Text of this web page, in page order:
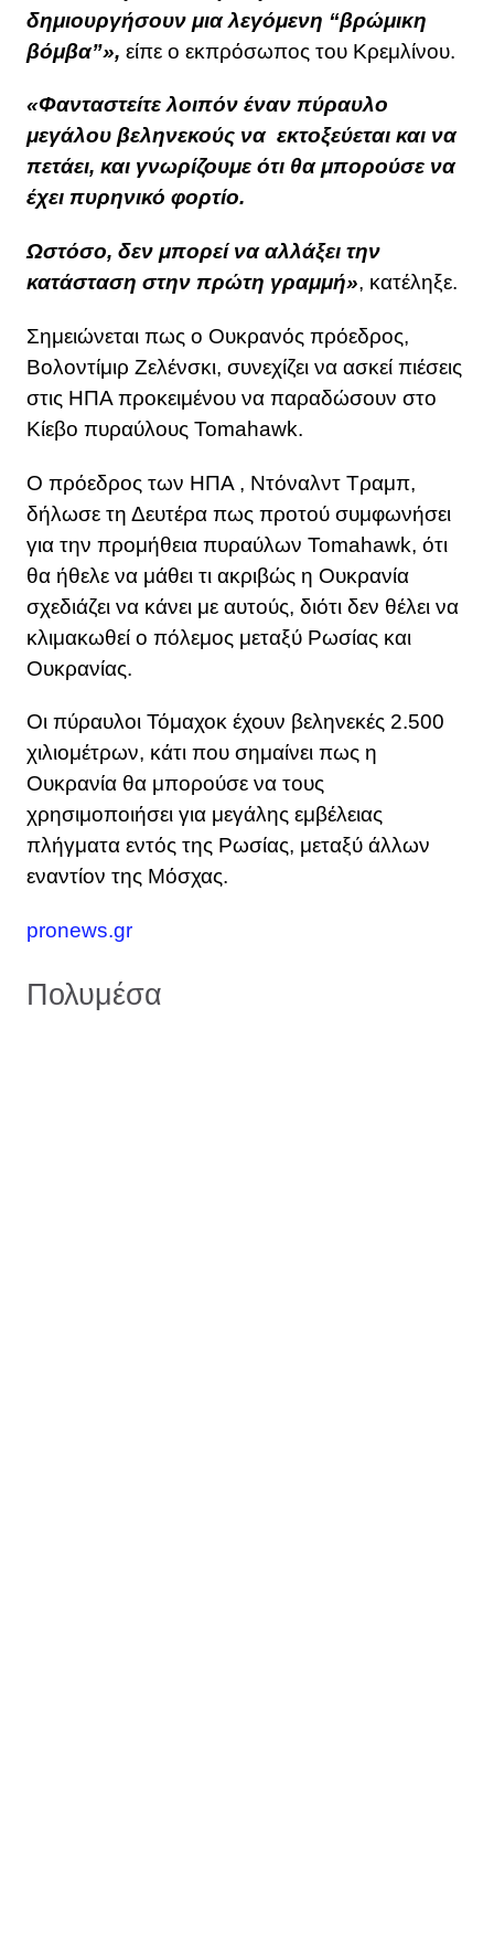
δημιουργήσουν μια λεγόμενη “βρώμικη
βόμβα”», είπε ο εκπρόσωπος του Κρεμλίνου.
«Φανταστείτε λοιπόν έναν πύραυλο
μεγάλου βεληνεκούς να εκτοξεύεται και να
πετάει, και γνωρίζουμε ότι θα μπορούσε να
έχει πυρηνικό φορτίο.
Ωστόσο, δεν μπορεί να αλλάξει την
κατάσταση στην πρώτη γραμμή», κατέληξε.
Σημειώνεται πως ο Ουκρανός πρόεδρος,
Βολοντίμιρ Ζελένσκι, συνεχίζει να ασκεί πιέσεις
στις ΗΠΑ προκειμένου να παραδώσουν στο
Κίεβο πυραύλους Tomahawk.
Ο πρόεδρος των ΗΠΑ , Ντόναλντ Τραμπ,
δήλωσε τη Δευτέρα πως προτού συμφωνήσει
για την προμήθεια πυραύλων Tomahawk, ότι
θα ήθελε να μάθει τι ακριβώς η Ουκρανία
σχεδιάζει να κάνει με αυτούς, διότι δεν θέλει να
κλιμακωθεί ο πόλεμος μεταξύ Ρωσίας και
Ουκρανίας.
Οι πύραυλοι Τόμαχοκ έχουν βεληνεκές 2.500
χιλιομέτρων, κάτι που σημαίνει πως η
Ουκρανία θα μπορούσε να τους
χρησιμοποιήσει για μεγάλης εμβέλειας
πλήγματα εντός της Ρωσίας, μεταξύ άλλων
εναντίον της Μόσχας.
pronews.gr
Πολυμέσα